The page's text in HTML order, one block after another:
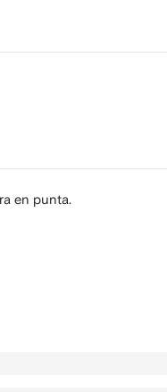
en punta.